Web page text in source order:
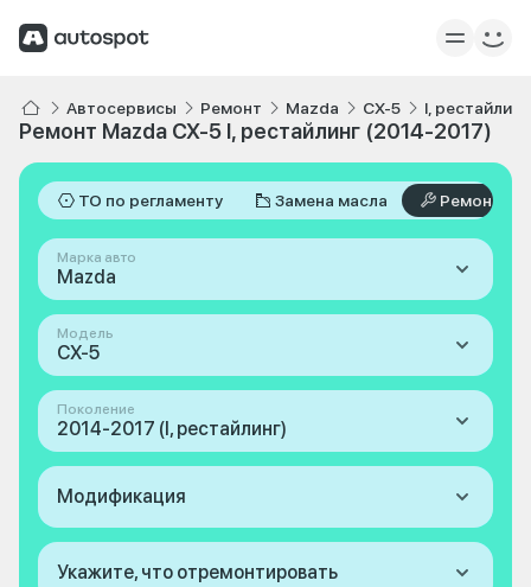
Автосервисы Ремонт Mazda CX-5 I,
Ремонт Mazda CX-5 I, рестайлинг (2014-2017)
ТО по регламенту Замена масла Ремонт
Марка авто
Mazda
Модель
CX-5
Поколение
2014-2017 (I, рестайлинг)
Модификация
Укажите, что отремонтировать